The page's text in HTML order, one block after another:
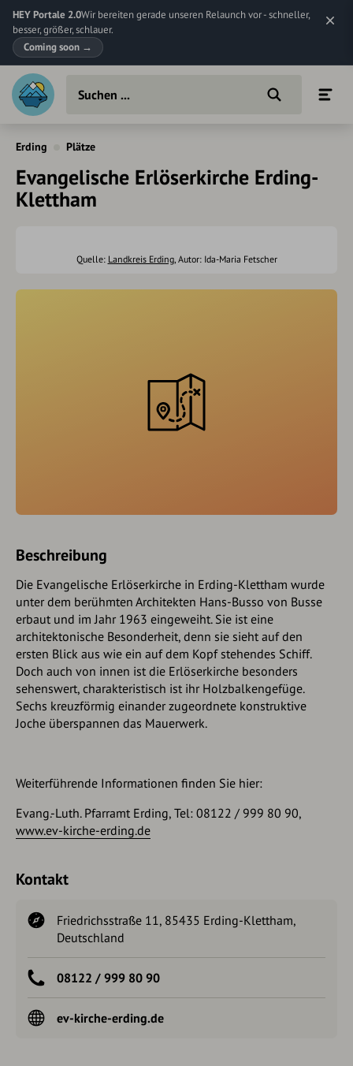
HEY Portale 2.0Wir bereiten gerade unseren Relaunch vor - schneller,
besser, größer, schlauer.
Coming soon →
Erding Plätze
Evangelische Erlöserkirche Erding-
Klettham
Quelle: Landkreis Erding, Autor: Ida-Maria Fetscher
Beschreibung
Die Evangelische Erlöserkirche in Erding-Klettham wurde
unter dem berühmten Architekten Hans-Busso von Busse
erbaut und im Jahr 1963 eingeweiht. Sie ist eine
architektonische Besonderheit, denn sie sieht auf den
ersten Blick aus wie ein auf dem Kopf stehendes Schiff.
Doch auch von innen ist die Erlöserkirche besonders
sehenswert, charakteristisch ist ihr Holzbalkengefüge.
Sechs kreuzförmig einander zugeordnete konstruktive
Joche überspannen das Mauerwerk.
Weiterführende Informationen finden Sie hier:
Evang.-Luth. Pfarramt Erding, Tel: 08122 / 999 80 90,
www.ev-kirche-erding.de
Kontakt
Friedrichsstraße 11, 85435 Erding-Klettham,
Deutschland
08122 / 999 80 90
ev-kirche-erding.de